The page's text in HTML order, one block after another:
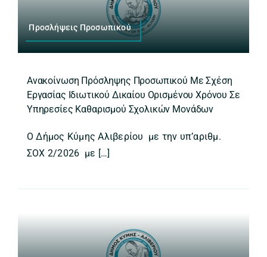
Προσλήψεις Προσωπικού
Ανακοίνωση Πρόσληψης Προσωπικού Με Σχέση
Εργασίας Ιδιωτικού Δικαίου Ορισμένου Χρόνου Σε
Υπηρεσίες Καθαρισμού Σχολικών Μονάδων
Ο Δήμος Κύμης Αλιβερίου με την υπ’αριθμ.
ΣΟΧ 2/2026 με […]